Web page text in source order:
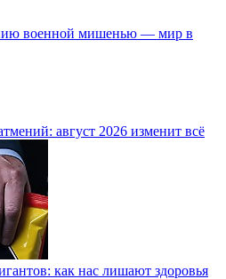
военной мишенью — мир в
август 2026 изменит всё
как нас лишают здоровья